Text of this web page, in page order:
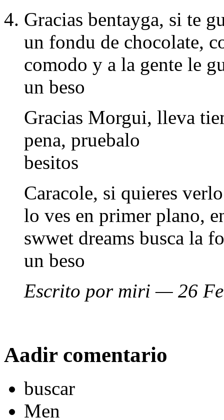
Gracias bentayga, si te
un fondu de chocolate,
comodo y a la gente le
un beso
Gracias Morgui, lleva
pena, pruebalo
besitos
Caracole, si quieres
lo ves en primer plano,
swwet dreams busca la
un beso
Escrito por miri — 26
Aadir comentario
buscar
Men